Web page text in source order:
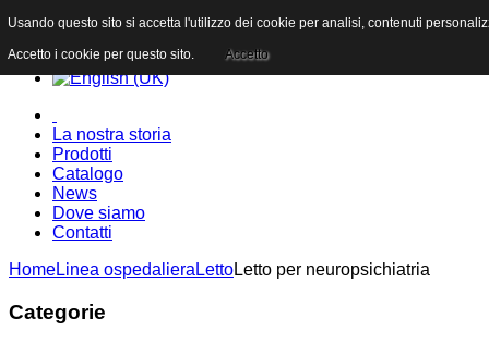
La nostra storia
Prodotti
Catalogo
News
Dove siamo
Contatti
HomeLinea ospedaliera LettoLetto per neuropsichiatria
Categorie
Usando questo sito si accetta l'utilizzo dei cookie per analisi, contenuti
Accetto i cookie per questo sito. Accetto